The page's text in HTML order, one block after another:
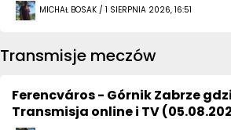
MICHAŁ BOSAK / 1 SIERPNIA 2026, 16:51
Transmisje meczów
Ferencváros - Górnik Zabrze
Transmisja online i TV